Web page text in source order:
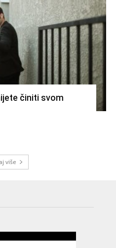
činiti svom
više